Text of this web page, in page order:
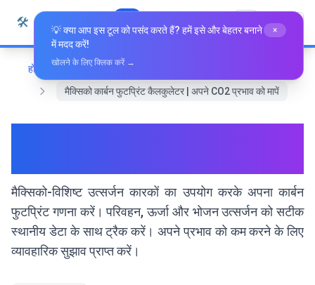
सामग्री पर जाएं
🛠️ Whiz Tools सभी उपकरण हिन्दी
होम
विशेष उपकरण
मैक्सिको कार्बन फुटप्रिंट कैलकुलेटर | अपने CO2 प्रभाव को मापें
मैक्सिको-विशिष्ट उत्सर्जन कारकों का उपयोग करके अपना कार्बन
फुटप्रिंट गणना करें। परिवहन, ऊर्जा और भोजन उत्सर्जन को सटीक
स्थानीय डेटा के साथ ट्रैक करें। अपने प्रभाव को कम करने के लिए
व्यावहारिक सुझाव प्राप्त करें।
💡 क्या आप इस टूल को पसंद करते हैं? हमें इसे और बेहतर बनाने
में मदद करें!
×
खोलने के लिए क्लिक करें →